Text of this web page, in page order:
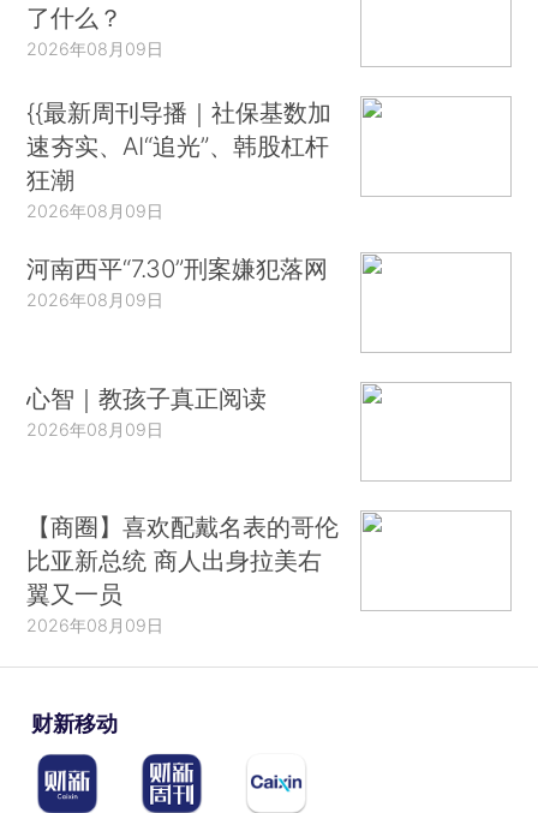
了什么？
2026年08月09日
{{最新周刊导播｜社保基数加
速夯实、AI“追光”、韩股杠杆
狂潮
2026年08月09日
河南西平“7.30”刑案嫌犯落网
2026年08月09日
心智｜教孩子真正阅读
2026年08月09日
【商圈】喜欢配戴名表的哥伦
比亚新总统 商人出身拉美右
翼又一员
2026年08月09日
财新移动